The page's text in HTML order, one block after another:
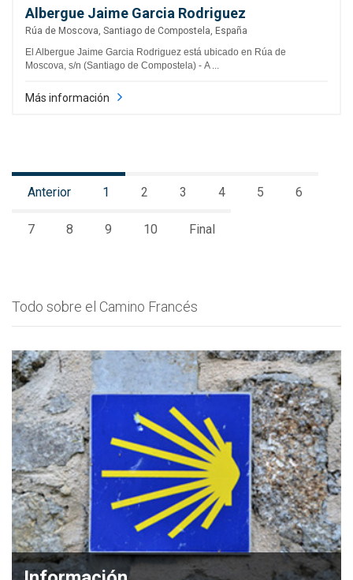
Albergue Jaime Garcia Rodriguez
Rúa de Moscova, Santiago de Compostela, España
El Albergue Jaime Garcia Rodriguez está ubicado en Rúa de
Moscova, s/n (Santiago de Compostela) - A ...
Más información
Anterior 1 2 3 4 5 6
7 8 9 10 Final
Todo sobre el Camino Francés